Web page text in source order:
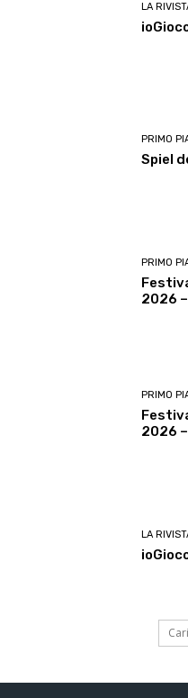
LA
PRIMO
Spiel
PRIMO
2026
PRIMO
2026
LA